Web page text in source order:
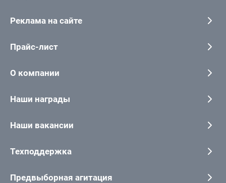
Реклама на сайте
Прайс-лист
О компании
Наши награды
Наши вакансии
Техподдержка
Предвыборная агитация